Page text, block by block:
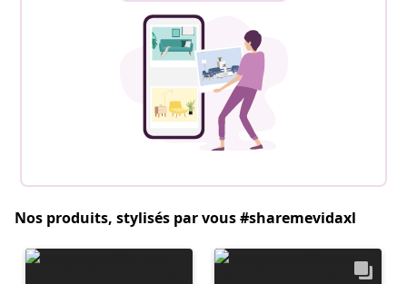
Nos produits, stylisés par vous #sharemevidaxl